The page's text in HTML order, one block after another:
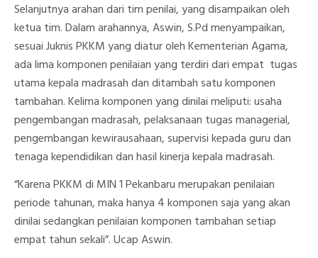
Selanjutnya arahan dari tim penilai, yang disampaikan oleh
ketua tim. Dalam arahannya, Aswin, S.Pd menyampaikan,
sesuai Juknis PKKM yang diatur oleh Kementerian Agama,
ada lima komponen penilaian yang terdiri dari empat tugas
utama kepala madrasah dan ditambah satu komponen
tambahan. Kelima komponen yang dinilai meliputi: usaha
pengembangan madrasah, pelaksanaan tugas managerial,
pengembangan kewirausahaan, supervisi kepada guru dan
tenaga kependidikan dan hasil kinerja kepala madrasah.
“Karena PKKM di MIN 1 Pekanbaru merupakan penilaian
periode tahunan, maka hanya 4 komponen saja yang akan
dinilai sedangkan penilaian komponen tambahan setiap
empat tahun sekali”. Ucap Aswin.